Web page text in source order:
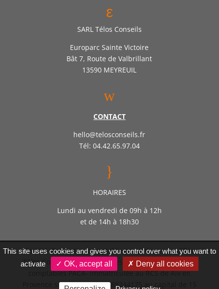
ε
SARL Télos Conseils
Europarc Sainte Victoire
Bât 7, Route de Valbrillant
13590 MEYREUIL
w
CONTACT
hello@telosconseils.fr
Tél: 04.42.65.97.04
}
HORAIRES
Lundi au vendredi de 09h à 12h
et de 14h à 18h30
Société d’expertise comptable par actions simplifiée
Télos Conseil – Inscrite auprès de l’ordre des experts
comptables PACA- immatriculée au RCS de Aix en
Provence sous le numéro 888244175 au capital de 15
This site uses cookies and gives you control over what you want to
activate
✓ OK, accept all ✗ Deny all cookies